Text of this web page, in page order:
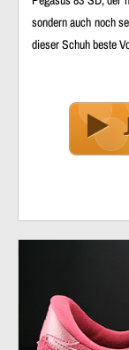
sondern auch noch
dieser Schuh beste